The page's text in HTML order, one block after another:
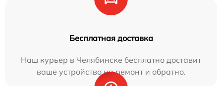
Бесплатная доставка
Наш курьер в Челябинске бесплатно доставит
ваше устройство на ремонт и обратно.